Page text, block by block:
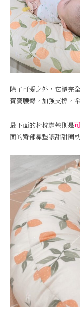
除了可愛之外，它還完
寶寶腰臀，加強支撐，
最下面的椅枕靠墊則是
面的臀部靠墊讓甜甜圈